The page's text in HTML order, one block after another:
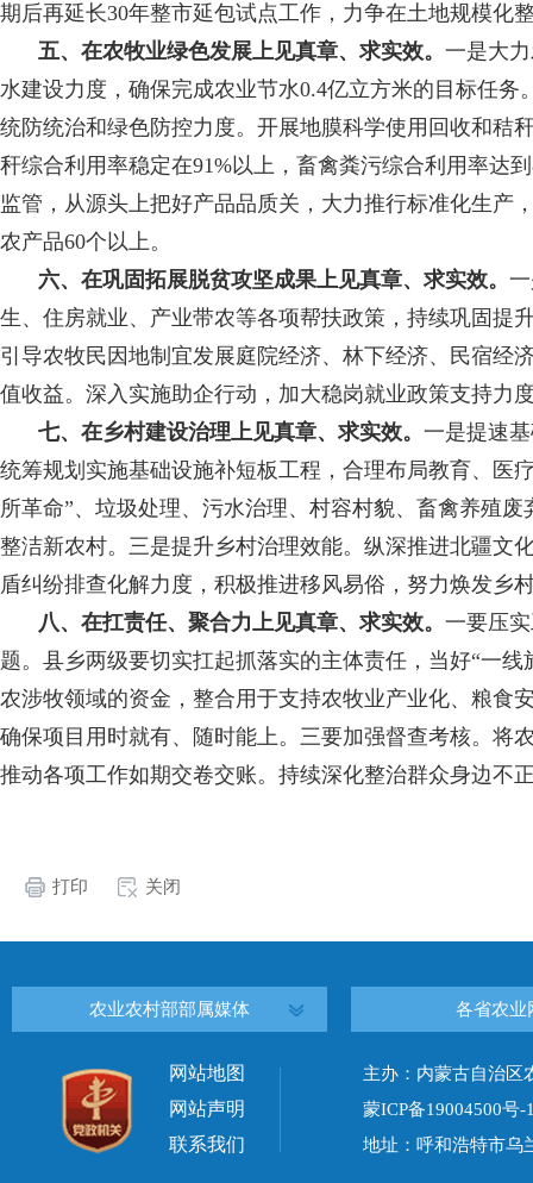
期后再延长30年整市延包试点工作，力争在土地规模化
五、在农牧业绿色发展上见真章、求实效。 一是大
水建设力度，确保完成农业节水0.4亿立方米的目标任
统防统治和绿色防控力度。开展地膜科学使用回收和秸
秆综合利用率稳定在91%以上，畜禽粪污综合利用率达
监管，从源头上把好产品品质关，大力推行标准化生产
农产品60个以上。
六、在巩固拓展脱贫攻坚成果上见真章、求实效。
生、住房就业、产业带农等各项帮扶政策，持续巩固提
引导农牧民因地制宜发展庭院经济、林下经济、民宿经
值收益。深入实施助企行动，加大稳岗就业政策支持力
七、在乡村建设治理上见真章、求实效。 一是提速
统筹规划实施基础设施补短板工程，合理布局教育、医
所革命”、垃圾处理、污水治理、村容村貌、畜禽养殖
整洁新农村。三是提升乡村治理效能。纵深推进北疆文
盾纠纷排查化解力度，积极推进移风易俗，努力焕发乡
八、在扛责任、聚合力上见真章、求实效。 一要压
题。县乡两级要切实扛起抓落实的主体责任，当好“一
农涉牧领域的资金，整合用于支持农牧业产业化、粮食
确保项目用时就有、随时能上。三要加强督查考核。将
推动各项工作如期交卷交账。持续深化整治群众身边不
打印 关闭
农业农村部部属媒体 各省农业
网站地图
网站声明
联系我们
主办：内蒙古自治
蒙ICP备19004500号-
地址：呼和浩特市